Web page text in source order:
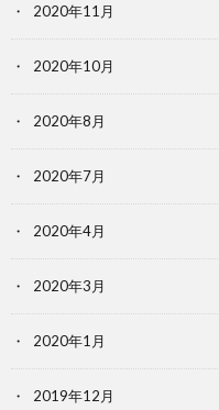
2020年11月
2020年10月
2020年8月
2020年7月
2020年4月
2020年3月
2020年1月
2019年12月